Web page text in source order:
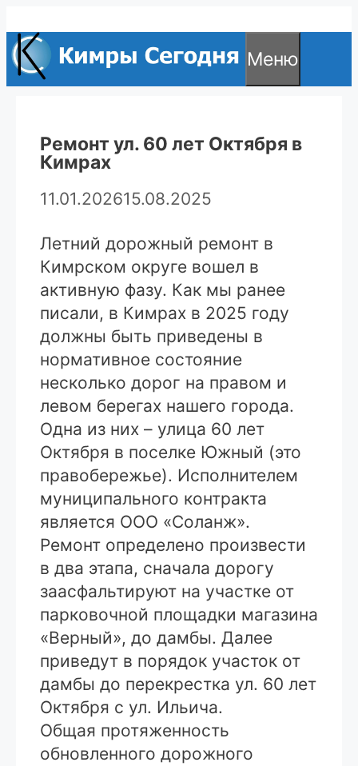
к
содержимому
Меню
Ремонт ул. 60 лет Октября в
Кимрах
11.01.202615.08.2025
Летний дорожный ремонт в
Кимрском округе вошел в
активную фазу. Как мы ранее
писали, в Кимрах в 2025 году
должны быть приведены в
нормативное состояние
несколько дорог на правом и
левом берегах нашего города.
Одна из них – улица 60 лет
Октября в поселке Южный (это
правобережье). Исполнителем
муниципального контракта
является ООО «Соланж».
Ремонт определено произвести
в два этапа, сначала дорогу
заасфальтируют на участке от
парковочной площадки магазина
«Верный», до дамбы. Далее
приведут в порядок участок от
дамбы до перекрестка ул. 60 лет
Октября с ул. Ильича.
Общая протяженность
обновленного дорожного